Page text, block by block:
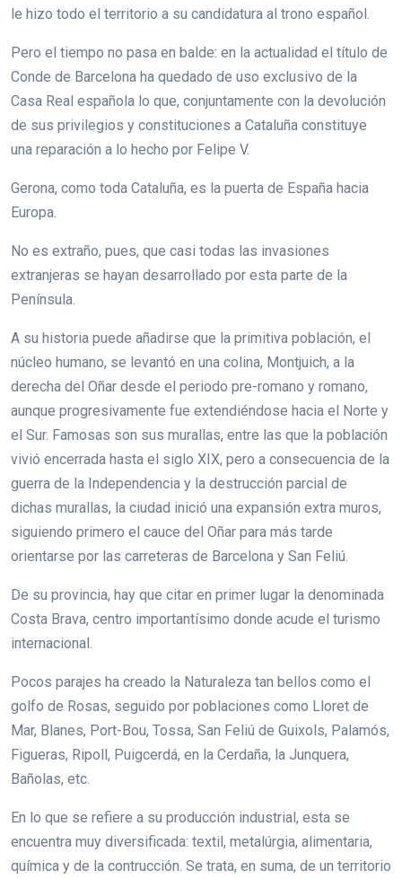
le hizo todo el territorio a su candidatura al trono español.
Pero el tiempo no pasa en balde: en la actualidad el título de
Conde de Barcelona ha quedado de uso exclusivo de la
Casa Real española lo que, conjuntamente con la devolución
de sus privilegios y constituciones a Cataluña constituye
una reparación a lo hecho por Felipe V.
Gerona, como toda Cataluña, es la puerta de España hacia
Europa.
No es extraño, pues, que casi todas las invasiones
extranjeras se hayan desarrollado por esta parte de la
Península.
A su historia puede añadirse que la primitiva población, el
núcleo humano, se levantó en una colina, Montjuich, a la
derecha del Oñar desde el periodo pre-romano y romano,
aunque progresivamente fue extendiéndose hacia el Norte y
el Sur. Famosas son sus murallas, entre las que la población
vivió encerrada hasta el siglo XIX, pero a consecuencia de la
guerra de la Independencia y la destrucción parcial de
dichas murallas, la ciudad inició una expansión extra muros,
siguiendo primero el cauce del Oñar para más tarde
orientarse por las carreteras de Barcelona y San Feliú.
De su provincia, hay que citar en primer lugar la denominada
Costa Brava, centro importantísimo donde acude el turismo
internacional.
Pocos parajes ha creado la Naturaleza tan bellos como el
golfo de Rosas, seguido por poblaciones como Lloret de
Mar, Blanes, Port-Bou, Tossa, San Feliú de Guixols, Palamós,
Figueras, Ripoll, Puigcerdá, en la Cerdaña, la Junquera,
Bañolas, etc.
En lo que se refiere a su producción industrial, esta se
encuentra muy diversificada: textil, metalúrgia, alimentaria,
química y de la contrucción. Se trata, en suma, de un territorio